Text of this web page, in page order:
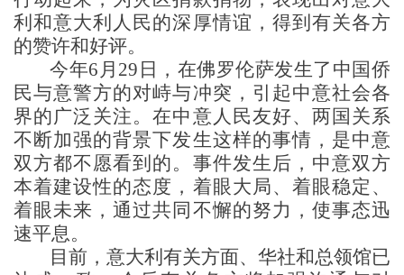
利和意大利人民的深厚情谊，得到有关各方
的赞许和好评。
今年6月29日，在佛罗伦萨发生了中国侨
民与意警方的对峙与冲突，引起中意社会各
界的广泛关注。在中意人民友好、两国关系
不断加强的背景下发生这样的事情，是中意
双方都不愿看到的。事件发生后，中意双方
本着建设性的态度，着眼大局、着眼稳定、
着眼未来，通过共同不懈的努力，使事态迅
速平息。
目前，意大利有关方面、华社和总领馆已